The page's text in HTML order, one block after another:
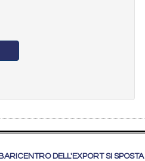
DELL'EXPORT SI SPOSTA